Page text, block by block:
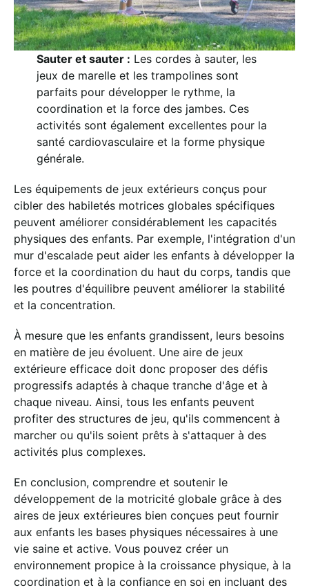
Sauter et sauter : Les cordes à sauter, les
jeux de marelle et les trampolines sont
parfaits pour développer le rythme, la
coordination et la force des jambes. Ces
activités sont également excellentes pour la
santé cardiovasculaire et la forme physique
générale.
Les équipements de jeux extérieurs conçus pour
cibler des habiletés motrices globales spécifiques
peuvent améliorer considérablement les capacités
physiques des enfants. Par exemple, l'intégration d'un
mur d'escalade peut aider les enfants à développer la
force et la coordination du haut du corps, tandis que
les poutres d'équilibre peuvent améliorer la stabilité
et la concentration.
À mesure que les enfants grandissent, leurs besoins
en matière de jeu évoluent. Une aire de jeux
extérieure efficace doit donc proposer des défis
progressifs adaptés à chaque tranche d'âge et à
chaque niveau. Ainsi, tous les enfants peuvent
profiter des structures de jeu, qu'ils commencent à
marcher ou qu'ils soient prêts à s'attaquer à des
activités plus complexes.
En conclusion, comprendre et soutenir le
développement de la motricité globale grâce à des
aires de jeux extérieures bien conçues peut fournir
aux enfants les bases physiques nécessaires à une
vie saine et active. Vous pouvez créer un
environnement propice à la croissance physique, à la
coordination et à la confiance en soi en incluant des